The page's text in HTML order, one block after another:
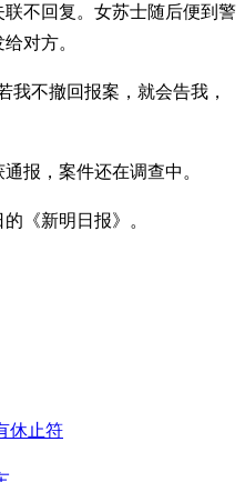
不回复。女苏士随后便到警
对方。
我不撤回报案，就会告我，
报，案件还在调查中。
《新明日报》。
休止符